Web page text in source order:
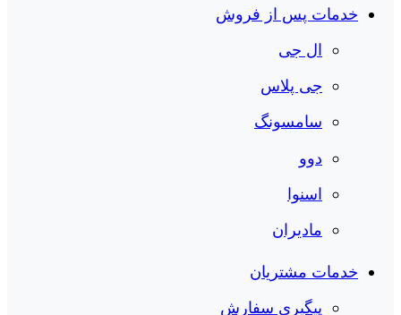
خدمات پس از فروش
ال جی
جی پلاس
سامسونگ
دوو
اسنوا
مادیران
خدمات مشتریان
پیگیری سفارش